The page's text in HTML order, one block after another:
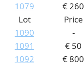
1079
€ 260
Lot
Price
1090
-
1091
€ 50
1092
€ 800